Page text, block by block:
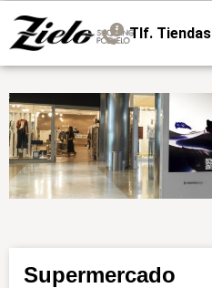
Tlf. Tiendas
Supermercado